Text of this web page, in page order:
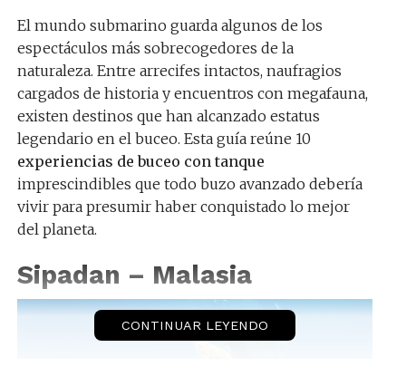
El mundo submarino guarda algunos de los
espectáculos más sobrecogedores de la
naturaleza. Entre arrecifes intactos, naufragios
cargados de historia y encuentros con megafauna,
existen destinos que han alcanzado estatus
legendario en el buceo. Esta guía reúne 10
experiencias de buceo con tanque
imprescindibles que todo buzo avanzado debería
vivir para presumir haber conquistado lo mejor
del planeta.
Sipadan – Malasia
CONTINUAR LEYENDO